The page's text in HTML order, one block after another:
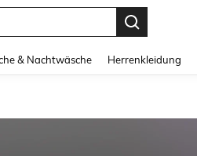
& Nachtwäsche Herrenkleidung